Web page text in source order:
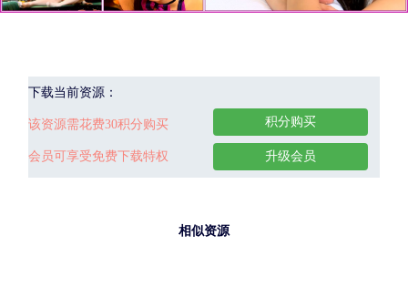
下载当前资源：
该资源需花费30积分购买
会员可享受免费下载特权
积分购买
升级会员
相似资源